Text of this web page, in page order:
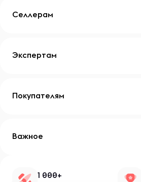
Селлерам
Экспертам
Покупателям
Важное
1 000+